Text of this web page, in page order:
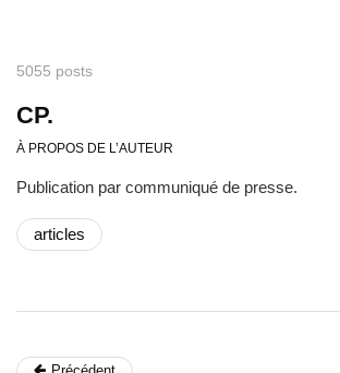
5055 posts
CP.
À PROPOS DE L’AUTEUR
Publication par communiqué de presse.
articles